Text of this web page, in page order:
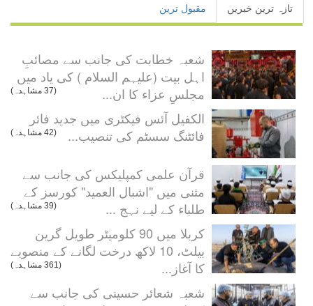
تازہ ترین خبریں مقبول ترین
شعبہ خطابت کی جانب سے مصائبِ
اہل بیت (علیہم السلام ) کی یاد میں
مجلسِ عزاء کا ان...
(37 مشاہدہ)
الکفیل آئس فیکٹری میں جدید فائر
فائٹنگ سسٹم کی تنصیب...
(42 مشاہدہ)
قرآن علمی کمپلیکس کی جانب سے
مثنی میں "اشبال العميد" کورسز کے
طلباء کے لیے نہج ...
(39 مشاہدہ)
کربلا میں 90 کلومیٹر طویل گرین
بیلٹ، 10 لاکھ درخت لگانے کے منصوبے
کا آغاز...
(361 مشاہدہ)
شعبہ شعائر حسینی کی جانب سے